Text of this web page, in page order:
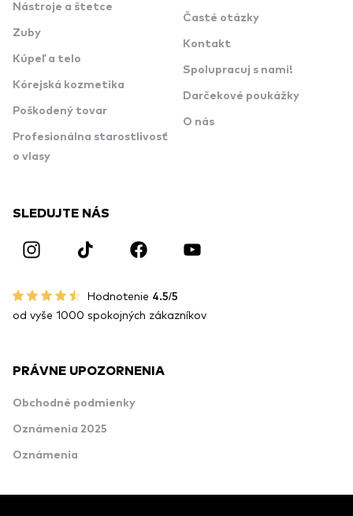
Nástroje a štetce
Zuby
Kúpeľ a telo
Kórejská kozmetika
Poškodený tovar
Profesionálna starostlivosť
o vlasy
Časté otázky
Kontakt
Spolupracuj s nami!
Darčekové poukážky
O nás
SLEDUJTE NÁS
Hodnotenie 4.5/5
od vyše 1000 spokojných zákazníkov
PRÁVNE UPOZORNENIA
Obchodné podmienky
Oznámenia 2025
Oznámenia